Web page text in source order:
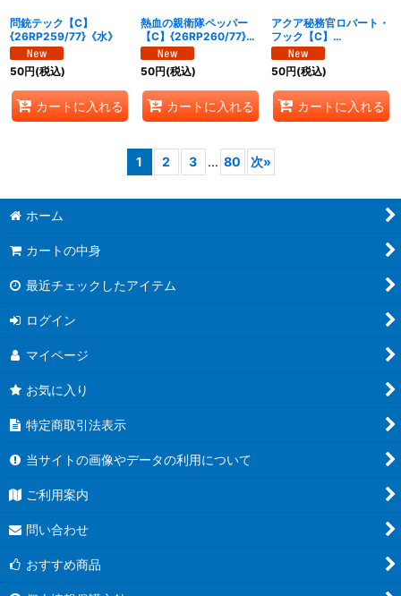
問銃テック【C】
{26RP259/77}《水》
50円(税込)
カートに入れる
熱血の親衛隊ペッパー
【C】{26RP260/77}
《水》
50円(税込)
カートに入れる
アクア秘務官ロバート・
フック【C】
{26RP261/77}《水》
50円(税込)
カートに入れる
1 2 3 ... 80 次»
ホーム
カートの中身
最近チェックしたアイテム
ログイン
マイページ
お気に入り
特定商取引法表示
当サイトの画像やデータの利用について
ご利用案内
問い合わせ
おすすめ商品